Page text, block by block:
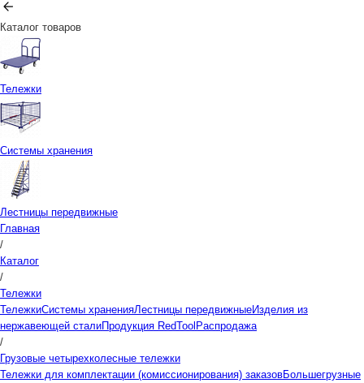
Каталог товаров
Тележки
Системы хранения
Лестницы передвижные
Главная
/
Каталог
/
Тележки
ТележкиСистемы храненияЛестницы передвижныеИзделия из
нержавеющей сталиПродукция RedTool Распродажа
/
Грузовые четырехколесные тележки
Тележки для комплектации (комиссионирования) заказовБольшегрузные